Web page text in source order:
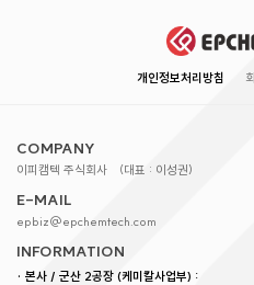
개인정보처리방침
COMPANY
이피캠텍 주식회사 (대표 : 이성권)
E-MAIL
epbiz@epchemtech.com
INFORMATION
· 본사 / 군산 2공장 (케미칼사업부) :